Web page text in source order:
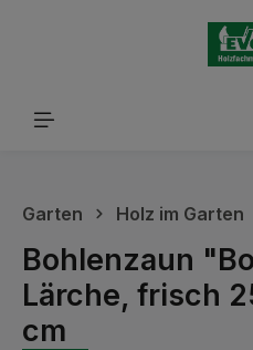
Garten Holz im Garten
Bohlenzaun
Lärche, frisch
cm